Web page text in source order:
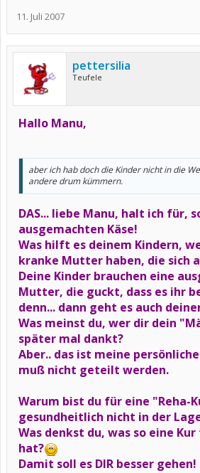
11. Juli 2007
pettersilia
Teufele
Hallo Manu,
aber ich hab doch die Kinder nicht in die
andere drum kümmern.
DAS... liebe Manu, halt ich für,
ausgemachten Käse!
Was hilft es deinem Kindern,
kranke Mutter haben, die sich
Deine Kinder brauchen eine
Mutter, die guckt, dass es ihr
denn... dann geht es auch
Was meinst du, wer dir dein
später mal dankt?
Aber.. das ist meine
muß nicht geteilt werden.
Warum bist du für eine "Reha-
gesundheitlich nicht in der
Was denkst du, was so eine
hat?
Damit soll es DIR besser gehen!